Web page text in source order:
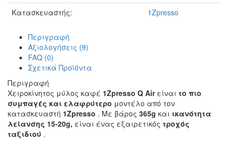
Κατασκευαστής:
1Zpresso
Περιγραφή
Αξιολογήσεις (9)
FAQ (0)
Σχετικά Προϊόντα
Περιγραφή
Χειροκίνητος μύλος καφέ 1Zpresso Q Air είναι το πιο
συμπαγές και ελαφρύτερο μοντέλο από τον
κατασκευαστή 1Zpresso . Με βάρος 365g και ικανότητα
λείανσης 15-20g, είναι ένας εξαιρετικός τροχός
ταξιδιού .